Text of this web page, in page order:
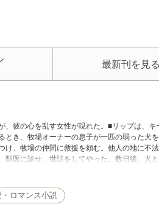
最新刊を見る
、彼の心を乱す女性が現れた。■リップは、
とき、牧場オーナーの息子が一匹の弱った犬
け、牧場の仲間に救援を頼む。他人の地に不
獣医に診せ、世話をしてやった。数日後、犬
・ロマンス小説